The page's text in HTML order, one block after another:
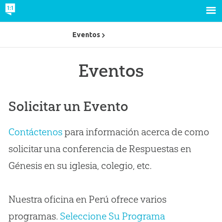
Eventos
Solicitar un Evento
Contáctenospara información acerca de como
solicitar una conferencia de Respuestas en
Génesis en su iglesia, colegio, etc.
Nuestra oficina en Perú ofrece varios
programas. Seleccione Su Programa
Eventos